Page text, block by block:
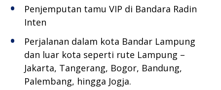
Penjemputan tamu VIP di Bandara Radin
Inten
Perjalanan dalam kota Bandar Lampung
dan luar kota seperti rute Lampung –
Jakarta, Tangerang, Bogor, Bandung,
Palembang, hingga Jogja.